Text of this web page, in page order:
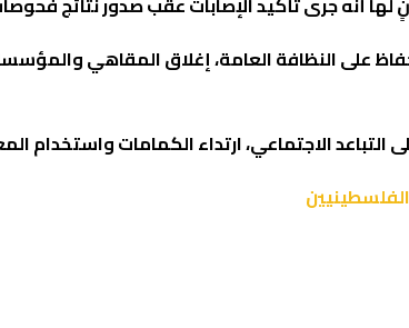
على النظافة العامة، إغلاق المقاهي
التباعد الاجتماعي، ارتداء الكمامات واستخدام
الفلسطينيين